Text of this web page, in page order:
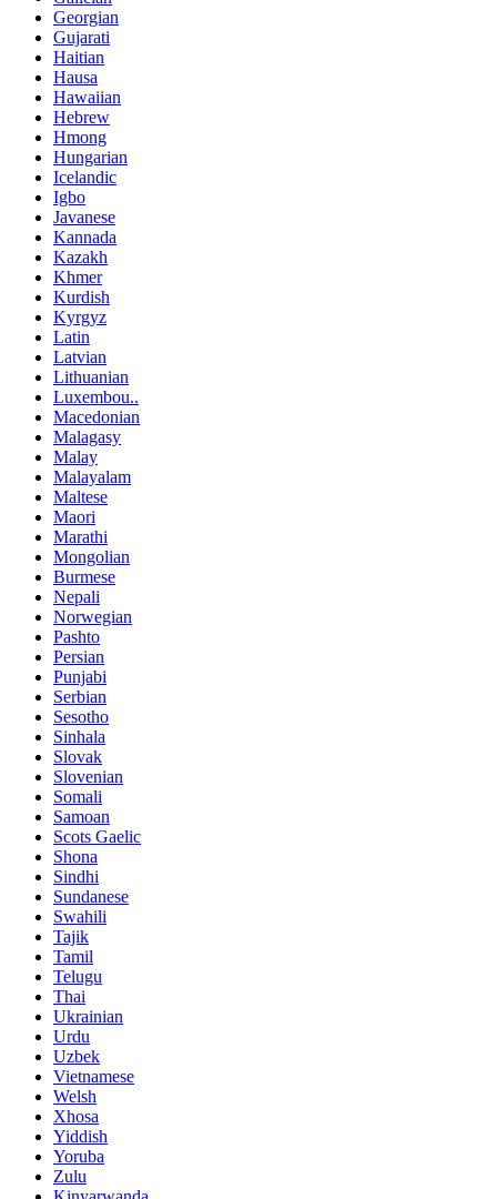
Georgian
Gujarati
Haitian
Hausa
Hawaiian
Hebrew
Hmong
Hungarian
Icelandic
Igbo
Javanese
Kannada
Kazakh
Khmer
Kurdish
Kyrgyz
Latin
Latvian
Lithuanian
Luxembou..
Macedonian
Malagasy
Malay
Malayalam
Maltese
Maori
Marathi
Mongolian
Burmese
Nepali
Norwegian
Pashto
Persian
Punjabi
Serbian
Sesotho
Sinhala
Slovak
Slovenian
Somali
Samoan
Scots Gaelic
Shona
Sindhi
Sundanese
Swahili
Tajik
Tamil
Telugu
Thai
Ukrainian
Urdu
Uzbek
Vietnamese
Welsh
Xhosa
Yiddish
Yoruba
Zulu